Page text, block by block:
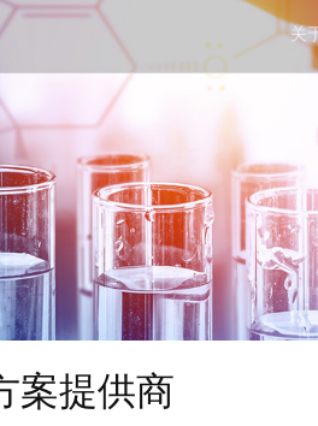
关
案提供商